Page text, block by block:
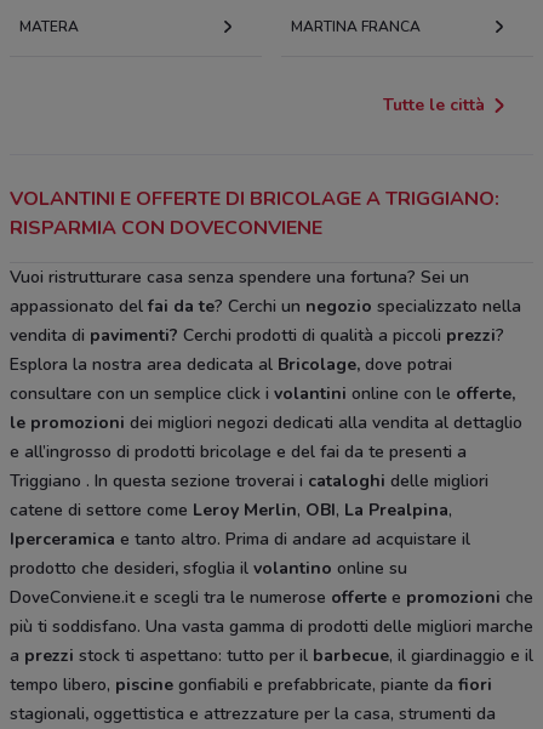
MATERA MARTINA FRANCA
Tutte le città
VOLANTINI E OFFERTE DI BRICOLAGE A TRIGGIANO:
RISPARMIA CON DOVECONVIENE
Vuoi ristrutturare casa senza spendere una fortuna? Sei un
appassionato delfai da te? Cerchi un negozio specializzato nella
vendita di pavimenti? Cerchi prodotti di qualità a piccoli prezzi?
Esplora la nostra area dedicata al Bricolage, dove potrai
consultare con un semplice click i volantini online con le offerte,
le promozioni dei migliori negozi dedicati alla vendita al dettaglio
e all’ingrosso di prodotti bricolage e del fai da te presenti a
Triggiano . In questa sezione troverai i cataloghi delle migliori
catene di settore come Leroy Merlin, OBI, La Prealpina,
Iperceramica e tanto altro. Prima di andare ad acquistare il
prodotto che desideri, sfoglia il volantino online su
DoveConviene.it e scegli tra le numerose offerte e promozioni che
più ti soddisfano. Una vasta gamma di prodotti delle migliori marche
a prezzi stock ti aspettano: tutto per il barbecue, il giardinaggio e il
tempo libero, piscine gonfiabili e prefabbricate, piante da fiori
stagionali, oggettistica e attrezzature per la casa, strumenti da